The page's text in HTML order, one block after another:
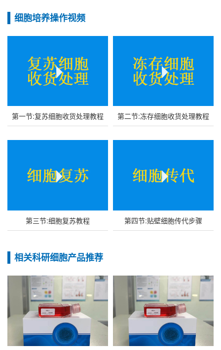
细胞培养操作视频
第一节:复苏细胞收货处理教程 第二节:冻存细胞收货处理教程
第三节:细胞复苏教程 第四节:贴壁细胞传代步骤
相关科研细胞产品推荐